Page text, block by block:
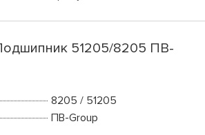
51205/8205 ПВ-
8205 / 51205
ПВ-Group